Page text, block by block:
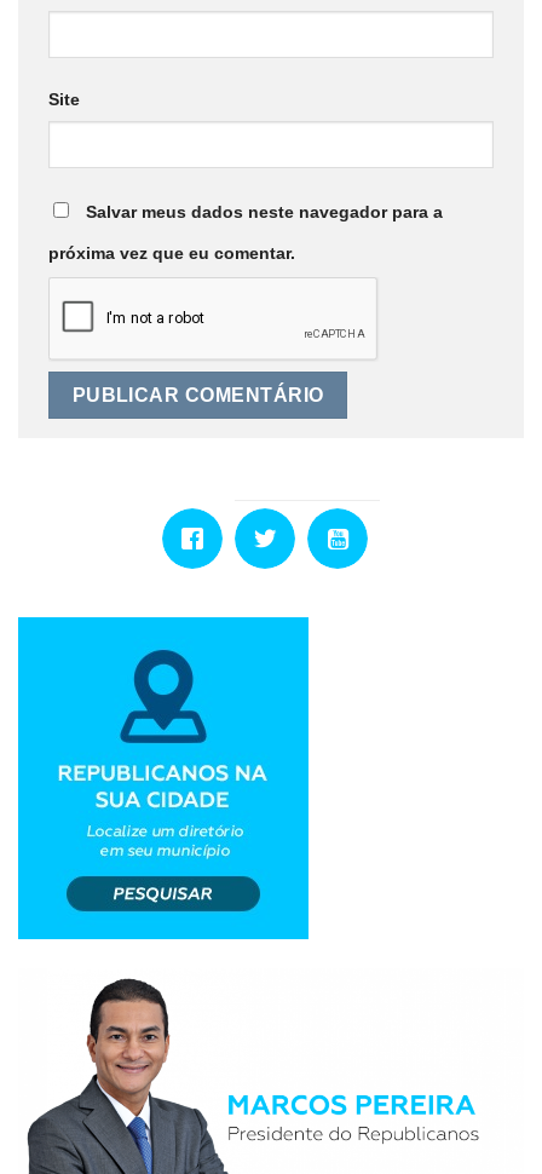
Site
Salvar meus dados neste navegador para a
próxima vez que eu comentar.